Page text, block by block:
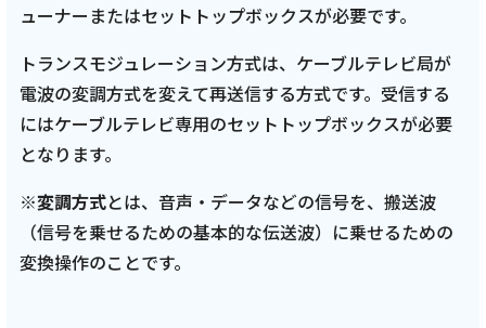
ューナーまたはセットトップボックスが必要です。
トランスモジュレーション方式は、ケーブルテレビ局が
電波の変調方式を変えて再送信する方式です。受信する
にはケーブルテレビ専用のセットトップボックスが必要
となります。
※変調方式とは、音声・データなどの信号を、搬送波
（信号を乗せるための基本的な伝送波）に乗せるための
変換操作のことです。